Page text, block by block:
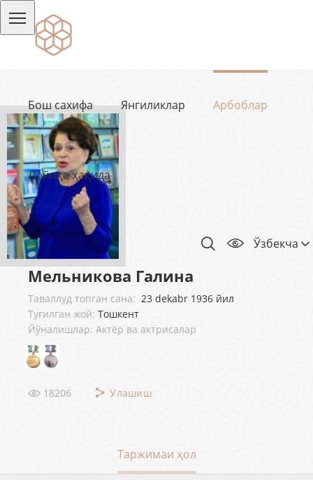
Бош сахифа Янгиликлар Арбоблар
Лойиҳа ҳақида
Ўзбекча
Мельникова Галина
Таваллуд топган сана: 23 dekabr 1936 йил
Туғилган жой: Тошкент
Йўналишлар: Актёр ва актрисалар
18206 Улашиш
Таржимаи ҳол